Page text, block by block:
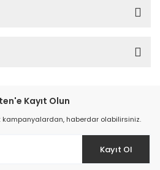
Kayıt Olun
kampanyalardan, haberdar olabilirsiniz.
Kayıt Ol